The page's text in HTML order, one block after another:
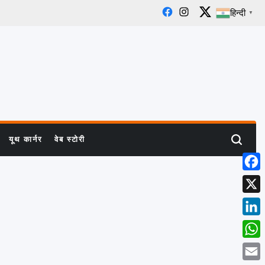
Facebook
Instagram
X हिन्दी ▼
यूथ कार्नर वेब स्टोरी Search
X